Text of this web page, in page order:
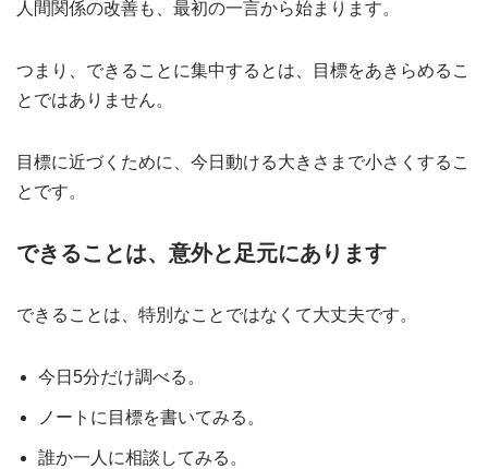
人間関係の改善も、最初の一言から始まります。
つまり、できることに集中するとは、目標をあきらめるこ
とではありません。
目標に近づくために、今日動ける大きさまで小さくするこ
とです。
できることは、意外と足元にあります
できることは、特別なことではなくて大丈夫です。
今日5分だけ調べる。
ノートに目標を書いてみる。
誰か一人に相談してみる。